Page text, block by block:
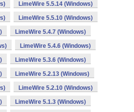
LimeWire 5.5.14 (Windows)
LimeWire 5.5.10 (Windows)
LimeWire 5.4.7 (Windows)
LimeWire 5.4.6 (Windows)
LimeWire 5.3.6 (Windows)
LimeWire 5.2.13 (Windows)
LimeWire 5.2.10 (Windows)
LimeWire 5.1.3 (Windows)